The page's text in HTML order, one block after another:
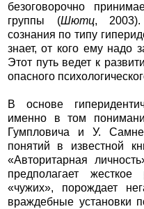
безоговорочно
группы (Шютц,
сознания по типу
знает, от кого ему надо
Этот путь ведет к
опасного
В основе
именно в том
Гумпловича и У.
понятий в известной
«Авторитарная
предполагает
«чужих», порождает
враждебные установки